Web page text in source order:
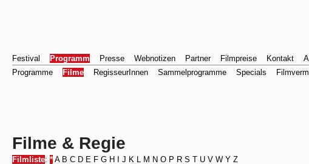
Festival Programm Presse Webnotizen Partner Filmpreise Kontakt
Programme
Filme RegisseurInnen Sammelprogramme Specials
Filme & Regie
Filmliste: * A B C D E F G H J K L M N O P R S T U V W Y Z